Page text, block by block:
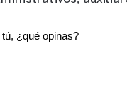
¿qué opinas?